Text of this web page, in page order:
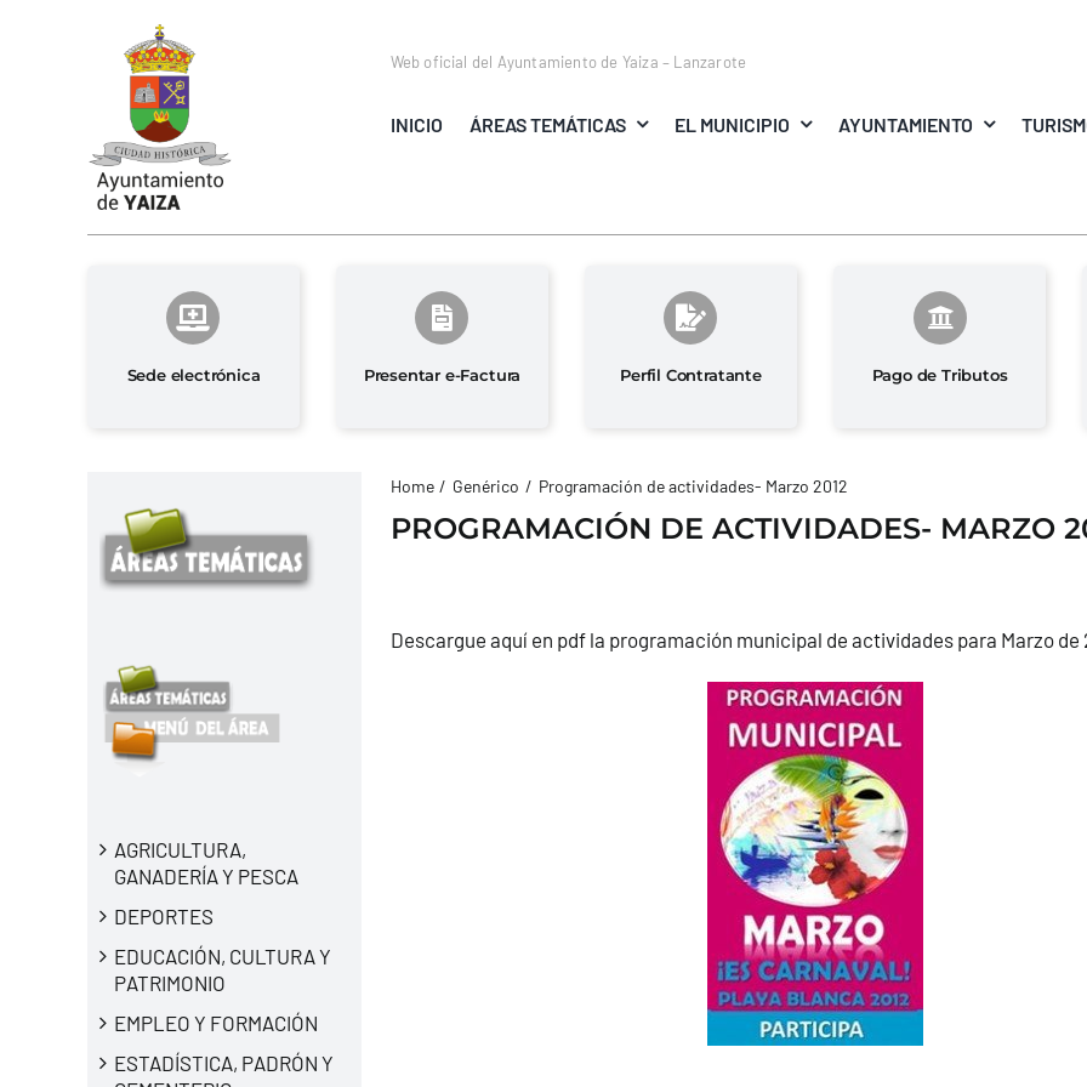
Web oficial del Ayuntamiento de Yaiza – Lanzarote
INICIO ÁREAS TEMÁTICAS EL MUNICIPIO AYUNTAMIENTO
Sede electrónica Presentar e-Factura Perfil Contratante Pago de Tributos
AGRICULTURA,
GANADERÍA Y PESCA
DEPORTES
EDUCACIÓN, CULTURA Y
PATRIMONIO
EMPLEO Y FORMACIÓN
ESTADÍSTICA, PADRÓN Y
Home Genérico Programación de actividades- Marzo 2012
PROGRAMACIÓN DE ACTIVIDADES- MARZO
Descargue aquí en pdf la programación municipal de actividades para Marzo de